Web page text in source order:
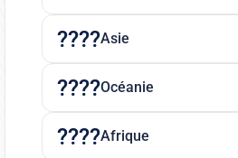
Asie
Océanie
Afrique